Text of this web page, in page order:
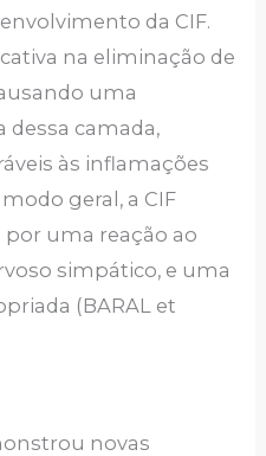
da CIF.
na eliminação de
uma
camada,
às inflamações
geral, a CIF
uma reação ao
simpático, e uma
(BARAL et
novas